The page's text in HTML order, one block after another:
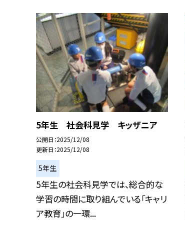
5年生 社会科見学 キッザニア
公開日 2025/12/08
更新日 2025/12/08
5年生
5年生の社会科見学では、総合的な
学習の時間に取り組んでいる「キャリ
ア教育」の一環...